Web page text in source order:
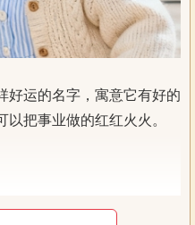
好运的名字，寓意它有好的
把事业做的红红火火。